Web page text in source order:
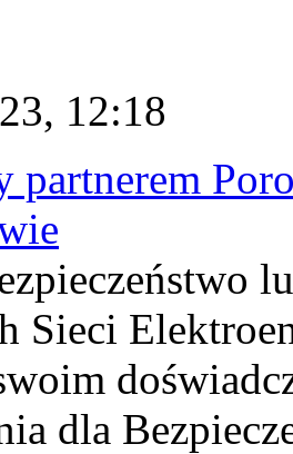
12:18
partnerem
Sieci
dla